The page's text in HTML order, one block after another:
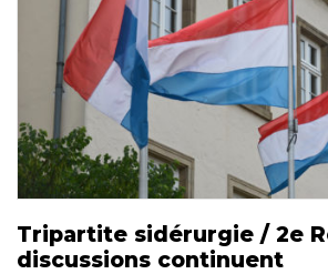
Tripartite sidérurgie / 2e
discussions continuent